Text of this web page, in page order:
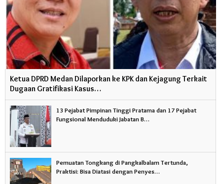
Ketua DPRD Medan Dilaporkan ke KPK dan Kejagung Terkait
Dugaan Gratifikasi Kasus…
13 Pejabat Pimpinan Tinggi Pratama dan 17 Pejabat
Fungsional Menduduki Jabatan B…
Pemuatan Tongkang di Pangkalbalam Tertunda,
Praktisi: Bisa Diatasi dengan Penyes…